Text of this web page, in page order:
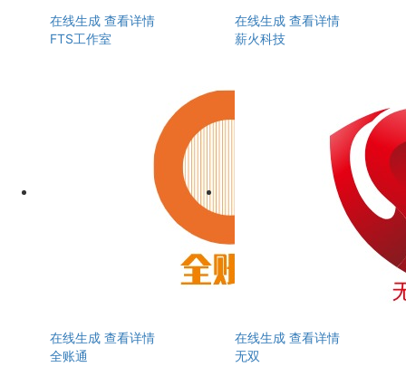
在线生成 查看详情
FTS工作室
在线生成 查看详情
薪火科技
在线生成 查看详情
全账通
在线生成 查看详情
无双